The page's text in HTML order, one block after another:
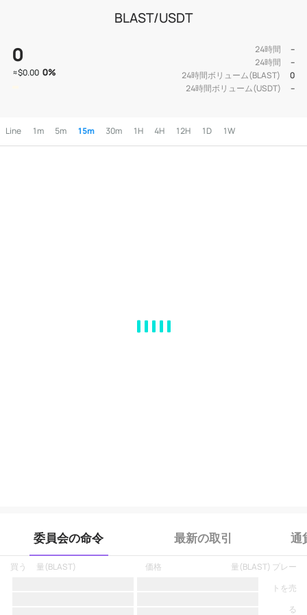
BLAST/USDT
0
≈$0.00 0%
24時間
--
24時間
--
24時間ボリューム(BLAST)
0
24時間ボリューム(USDT)
--
Line 1m 5m 15m 30m 1H 4H 12H 1D 1W
委員会の命令 最新の取引 通
買う 量(BLAST) 価格
プレー
トを売
る
量(BLAST)